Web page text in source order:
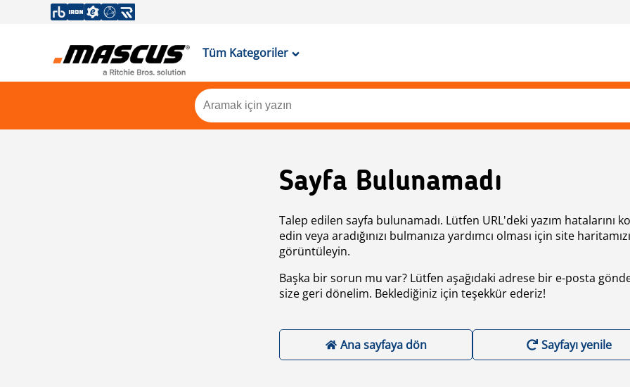
Tüm Kategoriler
Sayfa Bulunamadı
Talep edilen sayfa bulunamadı. Lütfen URL'deki yazım hatalarını
edin veya aradığınızı bulmanıza yardımcı olması için site haritamızı
görüntüleyin.
Başka bir sorun mu var? Lütfen aşağıdaki adrese bir e-posta
size geri dönelim. Beklediğiniz için teşekkür ederiz!
Ana sayfaya dön Sayfayı yenile